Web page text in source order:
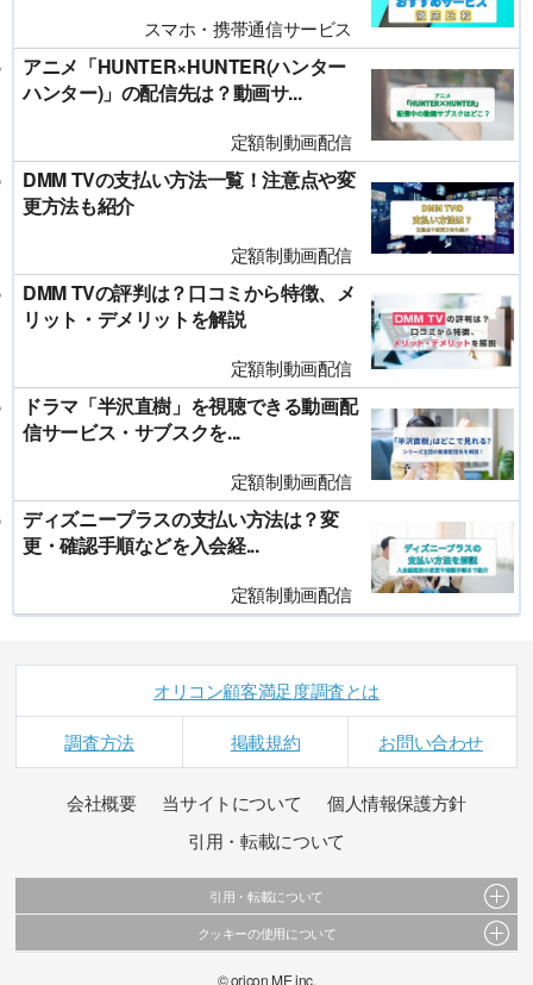
スマホ・携帯通信サービス
アニメ「HUNTER×HUNTER(ハンター
ハンター)」の配信先は？動画サ...
定額制動画配信
DMM TVの支払い方法一覧！注意点や変
更方法も紹介
定額制動画配信
DMM TVの評判は？口コミから特徴、メ
リット・デメリットを解説
定額制動画配信
ドラマ「半沢直樹」を視聴できる動画配
信サービス・サブスクを...
定額制動画配信
ディズニープラスの支払い方法は？変
更・確認手順などを入会経...
定額制動画配信
オリコン顧客満足度調査とは
調査方法 掲載規約 お問い合わせ
会社概要 当サイトについて
個人情報保護方針
引用・転載について
引用・転載について
当サイトで公開されている情報（文字、写真、イラスト、画像データ等）及びこれらの配
置・編集および構造などについての著作権は株式会社oricon MEに帰属しております。
これらの情報を権利者の許可なく無断転載・複製などの二次利用を行うことは固く禁じてお
クッキーの使用について
このサイトでは Cookie を使用して、ユーザーに合わせたコンテンツや広告の表示、ソーシャ
© oricon ME inc.